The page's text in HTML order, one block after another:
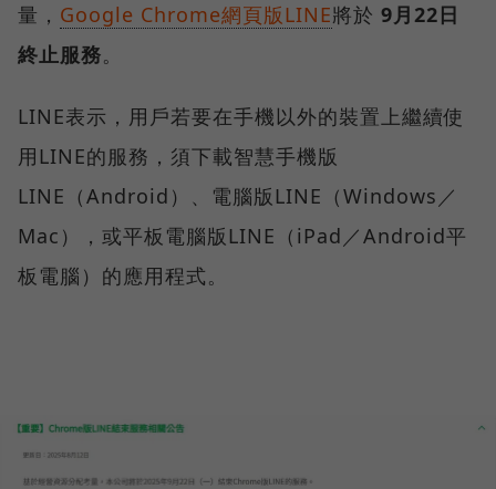
量， Google Chrome網頁版LINE將於 9月22日
終止服務。
LINE表示，用戶若要在手機以外的裝置上繼續使
用LINE的服務，須下載智慧手機版
LINE（Android）、電腦版LINE（Windows／
Mac），或平板電腦版LINE（iPad／Android平
板電腦）的應用程式。